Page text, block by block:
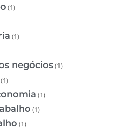
(1)
(1)
negócios(1)
(1)
(1)
(1)
(1)